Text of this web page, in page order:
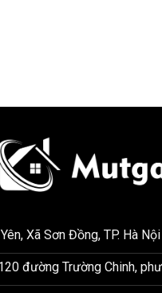
Xã Sơn Đồng, TP. Hà Nội
đường Trường Chinh,